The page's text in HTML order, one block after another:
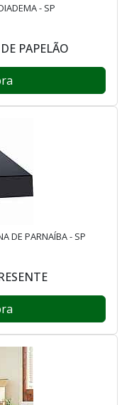
- SP
PAPELÃO
DE PARNAÍBA - SP